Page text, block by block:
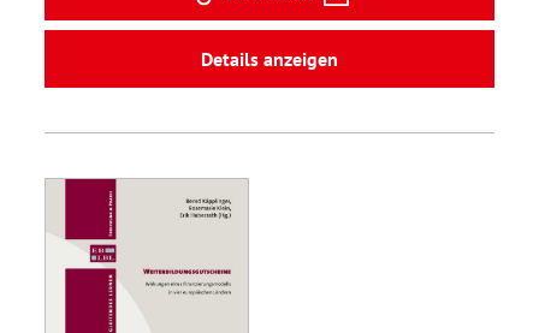
Details anzeigen